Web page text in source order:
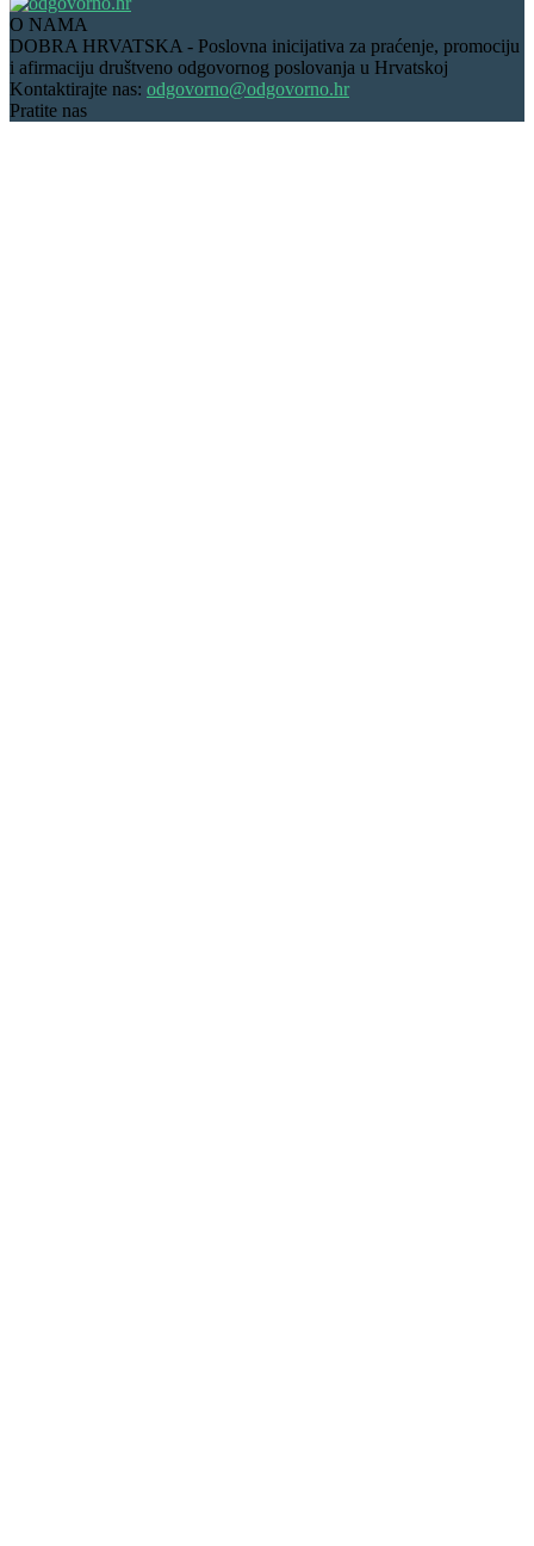
O NAMA
DOBRA HRVATSKA - Poslovna inicijativa za praćenje, promociju
i afirmaciju društveno odgovornog poslovanja u Hrvatskoj
Kontaktirajte nas: odgovorno@odgovorno.hr
Pratite nas